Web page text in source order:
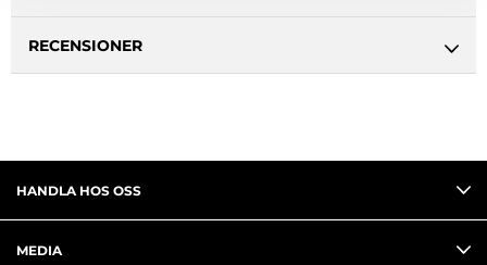
RECENSIONER
HANDLA HOS OSS
MEDIA